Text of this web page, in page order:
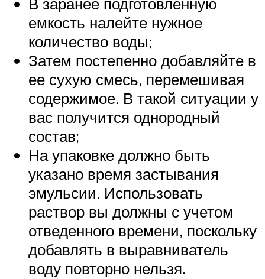
емкость налейте нужное
количество воды;
Затем постепенно добавляйте в
ее сухую смесь, перемешивая
содержимое. В такой ситуации у
вас получится однородный
состав;
На упаковке должно быть
указано время застывания
эмульсии. Использовать
раствор вы должны с учетом
отведенного времени, поскольку
добавлять в выравниватель
воду повторно нельзя.